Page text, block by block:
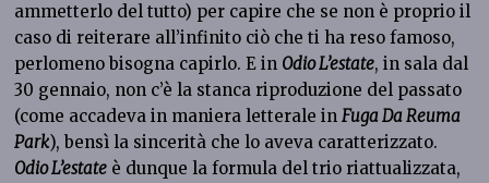
ammetterlo del tutto) per capire che se non è proprio il
caso di reiterare all’infinito ciò che ti ha reso famoso,
perlomeno bisogna capirlo. E in Odio L’estate, in sala dal
30 gennaio, non c’è la stanca riproduzione del passato
(come accadeva in maniera letterale inFuga Da Reuma
Park), bensì la sincerità che lo aveva caratterizzato.
Odio L’estate è dunque la formula del trio riattualizzata,